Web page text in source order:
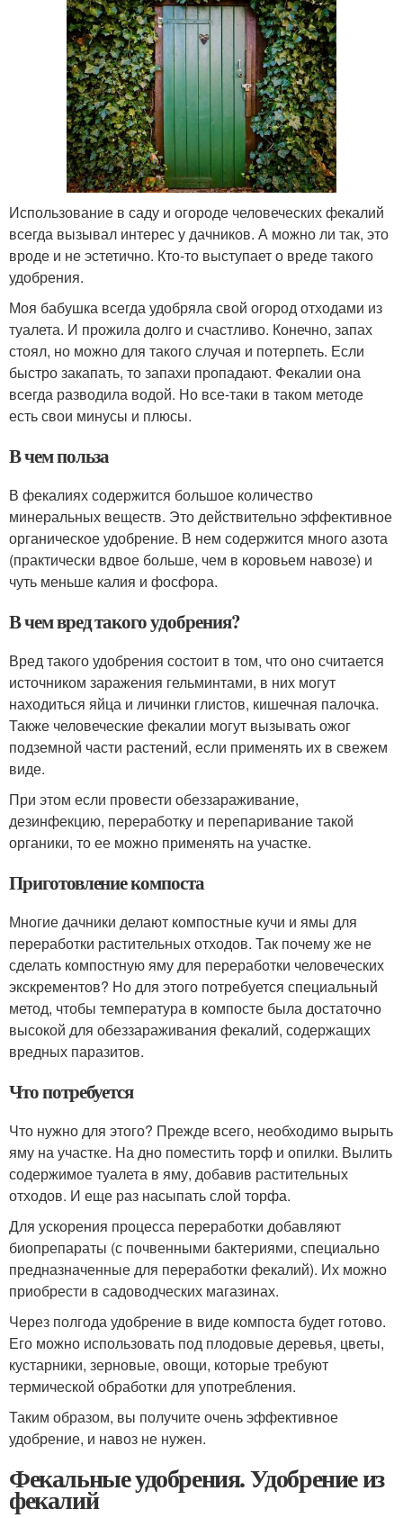
Использование в саду и огороде человеческих фекалий
всегда вызывал интерес у дачников. А можно ли так, это
вроде и не эстетично. Кто-то выступает о вреде такого
удобрения.
Моя бабушка всегда удобряла свой огород отходами из
туалета. И прожила долго и счастливо. Конечно, запах
стоял, но можно для такого случая и потерпеть. Если
быстро закапать, то запахи пропадают. Фекалии она
всегда разводила водой. Но все-таки в таком методе
есть свои минусы и плюсы.
В чем польза
В фекалиях содержится большое количество
минеральных веществ. Это действительно эффективное
органическое удобрение. В нем содержится много азота
(практически вдвое больше, чем в коровьем навозе) и
чуть меньше калия и фосфора.
В чем вред такого удобрения?
Вред такого удобрения состоит в том, что оно считается
источником заражения гельминтами, в них могут
находиться яйца и личинки глистов, кишечная палочка.
Также человеческие фекалии могут вызывать ожог
подземной части растений, если применять их в свежем
виде.
При этом если провести обеззараживание,
дезинфекцию, переработку и перепаривание такой
органики, то ее можно применять на участке.
Приготовление компоста
Многие дачники делают компостные кучи и ямы для
переработки растительных отходов. Так почему же не
сделать компостную яму для переработки человеческих
экскрементов? Но для этого потребуется специальный
метод, чтобы температура в компосте была достаточно
высокой для обеззараживания фекалий, содержащих
вредных паразитов.
Что потребуется
Что нужно для этого? Прежде всего, необходимо вырыть
яму на участке. На дно поместить торф и опилки. Вылить
содержимое туалета в яму, добавив растительных
отходов. И еще раз насыпать слой торфа.
Для ускорения процесса переработки добавляют
биопрепараты (с почвенными бактериями, специально
предназначенные для переработки фекалий). Их можно
приобрести в садоводческих магазинах.
Через полгода удобрение в виде компоста будет готово.
Его можно использовать под плодовые деревья, цветы,
кустарники, зерновые, овощи, которые требуют
термической обработки для употребления.
Таким образом, вы получите очень эффективное
удобрение, и навоз не нужен.
Фекальные удобрения. Удобрение из
фекалий